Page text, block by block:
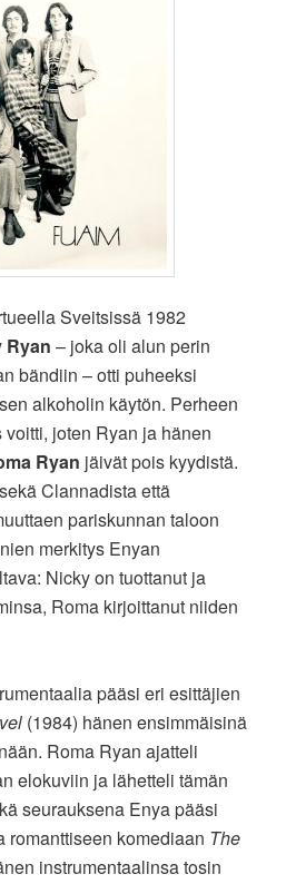
Sveitsissä 1982
Ryan – joka oli alun perin
bändiin – otti puheeksi
alkoholin käytön. Perheen
joten Ryan ja hänen
Ryan jäivät pois kyydistä.
Clannadista että
pariskunnan taloon
merkitys Enyan
Nicky on tuottanut ja
Roma kirjoittanut niiden
pääsi eri esittäjien
(1984) hänen ensimmäisinä
Roma Ryan ajatteli
elokuviin ja lähetteli tämän
seurauksena Enya pääsi
romanttiseen komediaan The
instrumentaalinsa tosin